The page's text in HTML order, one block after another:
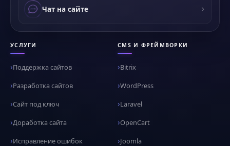
Чат на сайте
УСЛУГИ
Поддержка сайтов
Разработка сайтов
Сайт под ключ
Доработка сайта
Исправление ошибок
CMS И ФРЕЙМВОРКИ
Bitrix
WordPress
Laravel
OpenCart
Joomla